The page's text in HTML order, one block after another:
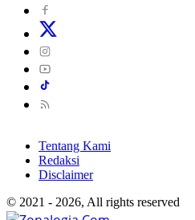
Tentang Kami
Redaksi
Disclaimer
© 2021 - 2026, All rights reserved